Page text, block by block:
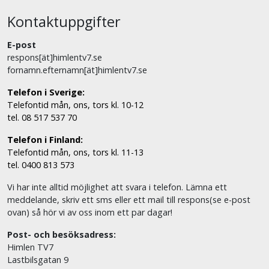
Kontaktuppgifter
E-post
respons[ät]himlentv7.se
fornamn.efternamn[ät]himlentv7.se
Telefon i Sverige:
Telefontid mån, ons, tors kl. 10-12
tel. 08 517 537 70
Telefon i Finland:
Telefontid mån, ons, tors kl. 11-13
tel. 0400 813 573
Vi har inte alltid möjlighet att svara i telefon. Lämna ett
meddelande, skriv ett sms eller ett mail till respons(se e-post
ovan) så hör vi av oss inom ett par dagar!
Post- och besöksadress:
Himlen TV7
Lastbilsgatan 9